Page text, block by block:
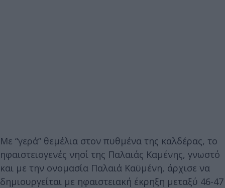
Με “γερά” θεμέλια στον πυθμένα της καλδέρας, το
ηφαιστειογενές νησί της Παλαιάς Καμένης, γνωστό
και με την ονομασία Παλαιά Καϋμένη, άρχισε να
δημιουργείται με ηφαιστειακή έκρηξη μεταξύ 46-47